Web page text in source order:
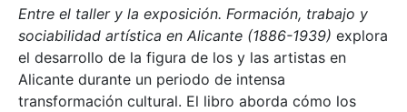
Entre el taller y la exposición. Formación, trabajo y
sociabilidad artística en Alicante (1886-1939) explora
el desarrollo de la figura de los y las artistas en
Alicante durante un periodo de intensa
transformación cultural. El libro aborda cómo los